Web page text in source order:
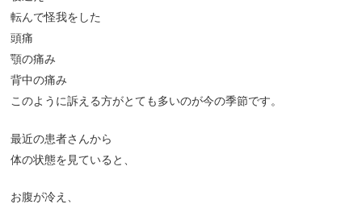
転んで怪我をした
頭痛
顎の痛み
背中の痛み
このように訴える方がとても多いのが今の季節です。
最近の患者さんから
体の状態を見ていると、
お腹が冷え、